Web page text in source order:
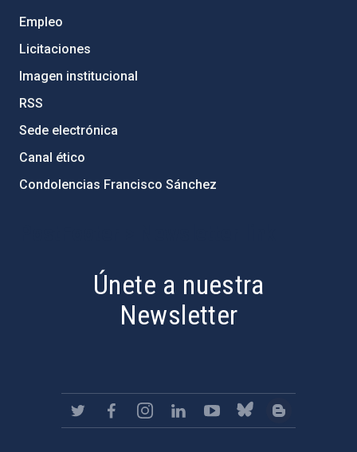
Empleo
Licitaciones
Imagen institucional
RSS
Sede electrónica
Canal ético
Condolencias Francisco Sánchez
Únete a nuestra
Newsletter